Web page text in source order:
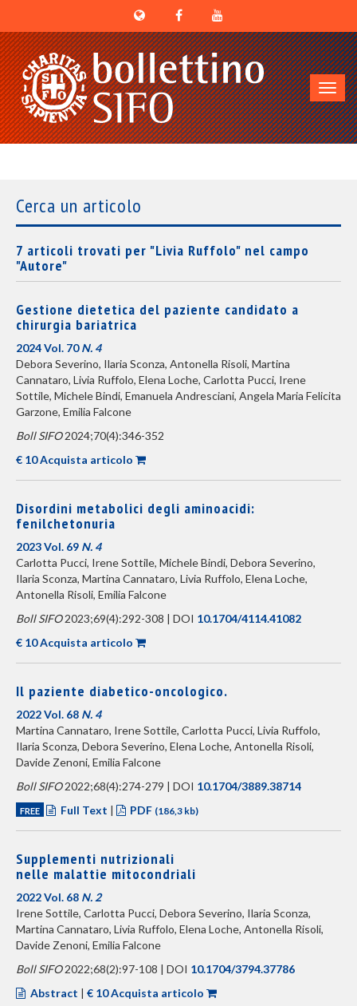
Cerca un articolo
7 articoli trovati per "Livia Ruffolo" nel campo
"Autore"
Gestione dietetica del paziente candidato a
chirurgia bariatrica
2024 Vol. 70N. 4
Debora Severino, Ilaria Sconza, Antonella Risoli, Martina
Cannataro, Livia Ruffolo, Elena Loche, Carlotta Pucci, Irene
Sottile, Michele Bindi, Emanuela Andresciani, Angela Maria Felicita
Garzone, Emilia Falcone
Boll SIFO2024;70(4):346-352
€ 10 Acquista articolo
Disordini metabolici degli aminoacidi:
fenilchetonuria
2023 Vol. 69 N. 4
Carlotta Pucci, Irene Sottile, Michele Bindi, Debora Severino,
Ilaria Sconza, Martina Cannataro, Livia Ruffolo, Elena Loche,
Antonella Risoli, Emilia Falcone
Boll SIFO2023;69(4):292-308 | DOI 10.1704/4114.41082
€ 10 Acquista articolo
Il paziente diabetico-oncologico.
2022 Vol. 68 N. 4
Martina Cannataro, Irene Sottile, Carlotta Pucci, Livia Ruffolo,
Ilaria Sconza, Debora Severino, Elena Loche, Antonella Risoli,
Davide Zenoni, Emilia Falcone
Boll SIFO2022;68(4):274-279 | DOI 10.1704/3889.38714
FREE Full Text | PDF (186,3 kb)
Supplementi nutrizionali
nelle malattie mitocondriali
2022 Vol. 68 N. 2
Irene Sottile, Carlotta Pucci, Debora Severino, Ilaria Sconza,
Martina Cannataro, Livia Ruffolo, Elena Loche, Antonella Risoli,
Davide Zenoni, Emilia Falcone
Boll SIFO2022;68(2):97-108 | DOI 10.1704/3794.37786
Abstract | € 10 Acquista articolo